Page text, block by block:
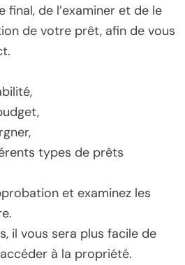
de l’examiner et de le
de votre prêt, afin de vous
types de prêts
et examinez les
il vous sera plus facile de
à la propriété.